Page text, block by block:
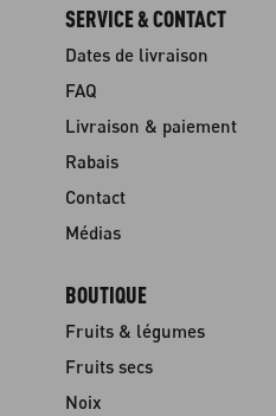
SERVICE & CONTACT
Dates de livraison
FAQ
Livraison & paiement
Rabais
Contact
Médias
BOUTIQUE
Fruits & légumes
Fruits secs
Noix